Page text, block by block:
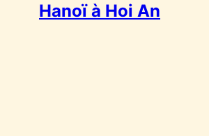
Hanoï à Hoi An